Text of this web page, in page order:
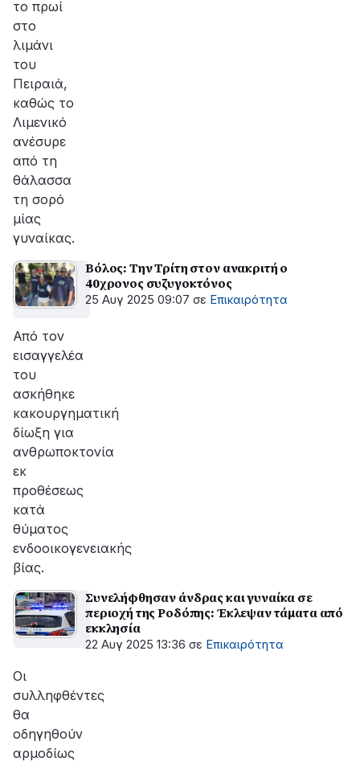
το πρωί
στο
λιμάνι
του
Πειραιά,
καθώς το
Λιμενικό
ανέσυρε
από τη
θάλασσα
τη σορό
μίας
γυναίκας.
Βόλος: Την Τρίτη στον ανακριτή ο
40χρονος συζυγοκτόνος
25 Αυγ 2025 09:07 σε Επικαιρότητα
Από τον
εισαγγελέα
του
ασκήθηκε
κακουργηματική
δίωξη για
ανθρωποκτονία
εκ
προθέσεως
κατά
θύματος
ενδοοικογενειακής
βίας.
Συνελήφθησαν άνδρας και γυναίκα σε
περιοχή της Ροδόπης: Έκλεψαν τάματα από
εκκλησία
22 Αυγ 2025 13:36 σε Επικαιρότητα
Οι
συλληφθέντες
θα
οδηγηθούν
αρμοδίως